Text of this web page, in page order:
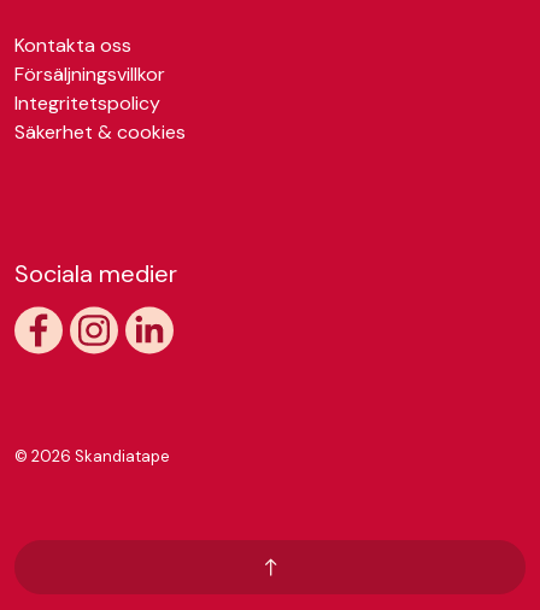
Kontakta oss
Försäljningsvillkor
Integritetspolicy
Säkerhet & cookies
Sociala medier
© 2026 Skandiatape